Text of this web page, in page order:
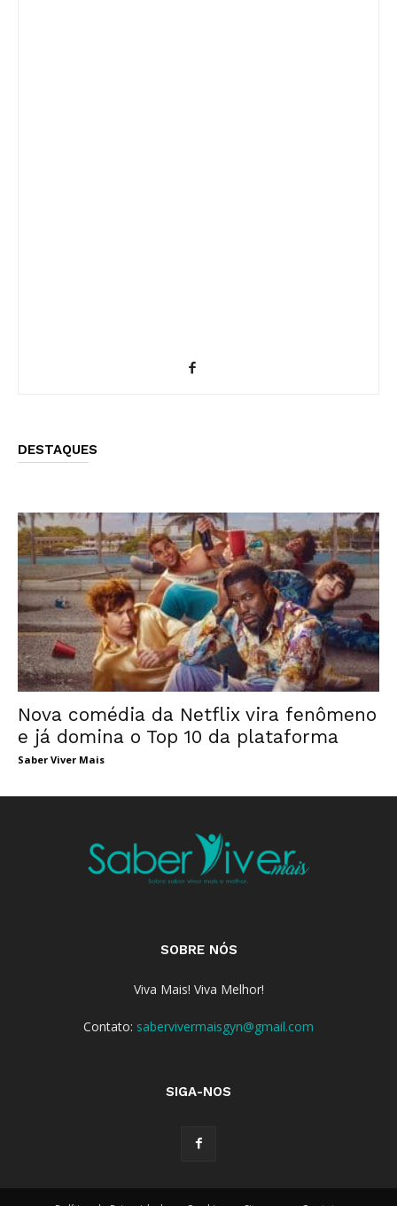
DESTAQUES
Nova comédia da Netflix vira fenômeno
e já domina o Top 10 da plataforma
Saber Viver Mais
SOBRE NÓS
Viva Mais! Viva Melhor!
Contato: sabervivermaisgyn@gmail.com
SIGA-NOS